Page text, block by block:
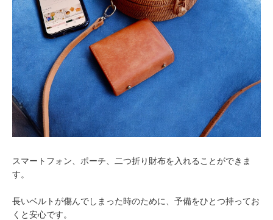
スマートフォン、ポーチ、二つ折り財布を入れることができま
す。
長いベルトが傷んでしまった時のために、予備をひとつ持ってお
くと安心です。